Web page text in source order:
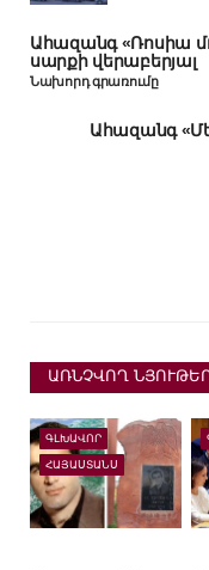
Ահազանգ «Ռոսիա
սարքի վերաբերյալ
Նախորդ գրառումը
Ահազանգ
ԱՌՆՉՎՈՂ
ԳԼԽԱՎՈՐ
ՀԱՅԱՍՏԱՆՍ